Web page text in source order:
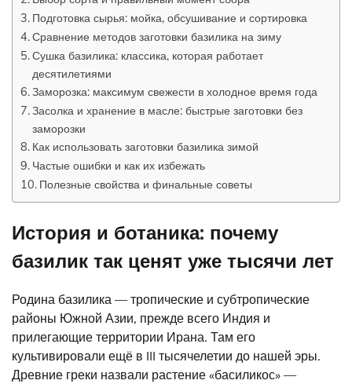
Подготовка сырья: мойка, обсушивание и сортировка
Сравнение методов заготовки базилика на зиму
Сушка базилика: классика, которая работает
десятилетиями
Заморозка: максимум свежести в холодное время года
Засолка и хранение в масле: быстрые заготовки без
заморозки
Как использовать заготовки базилика зимой
Частые ошибки и как их избежать
Полезные свойства и финальные советы
История и ботаника: почему
базилик так ценят уже тысячи лет
Родина базилика — тропические и субтропические
районы Южной Азии, прежде всего Индия и
прилегающие территории Ирана. Там его
культивировали ещё в III тысячелетии до нашей эры.
Древние греки назвали растение «басиликос» —